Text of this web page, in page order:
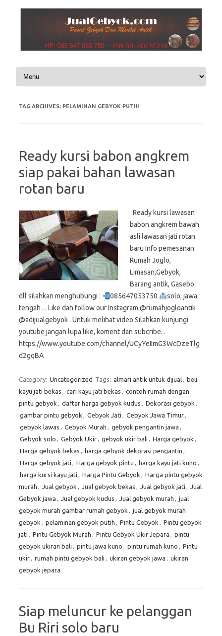
Skip to content
TAG ARCHIVES: PELAMINAN GEBYOK PUTIH
Ready kursi babon angkrem
siap pakai bahan lawasan
rotan baru
Ready kursi lawasan
babon angkrem bawah
asli lawasan jati rotan
baru Info pemesanan
Rumah Joglo,
Limasan,Gebyok,
Barang antik, Gasebo
dll silahkan menghubungi :
085647053750
solo, jawa
tengah . . Like dan follow our Instagram @rumahjogloantik
@adijualgebyok . Untuk melihat video Silahkan kunjungi
youtube jangan lupa like, koment dan subcribe. .
https://www.youtube.com/channel/UCyYeIImG3WcDzeTlg
d2gqBA
Category: Uncategorized Tags: almari antik untuk dijual, beli
kayu jati bekas , cari kayu jati bekas , contoh rumah dengan
pintu gebyok , daftar harga gebyok kudus , Dekorasi gebyok ,
gambar pintu gebyok , Gebyok Jati , Gebyok Jawa Timur,
gebyok lawas , Gebyok Murah , gebyok pengantin jawa ,
Gebyok solo , Gebyok Ukir, gebyok ukir bali , Harga gebyok ,
Harga gebyok bekas , harga gebyok dekorasi pengantin ,
Harga gebyok jati , Harga gebyok pintu , harga kayu jati kuno ,
harga kursi kayu jati , Harga Pintu Gebyok , Harga pintu gebyok
murah , Jual gebyok , Jual gebyok bekas , Jual gebyok jati , Jual
Gebyok jawa , Jual gebyok kudus , Jual gebyok murah , jual
gebyok murah gambar rumah gebyok , jual gebyok murah
gebyok , pelaminan gebyok putih , Pintu Gebyok , Pintu gebyok
jati , Pintu Gebyok Murah , Pintu Gebyok Ukir Jepara , pintu
gebyok ukiran bali , pintu jawa kuno , pintu rumah kuno , Pintu
ukir, rumah pintu gebyok bali , ukiran gebyok jawa , ukiran
gebyok jepara
Siap meluncur ke pelanggan
Bu Riri solo baru